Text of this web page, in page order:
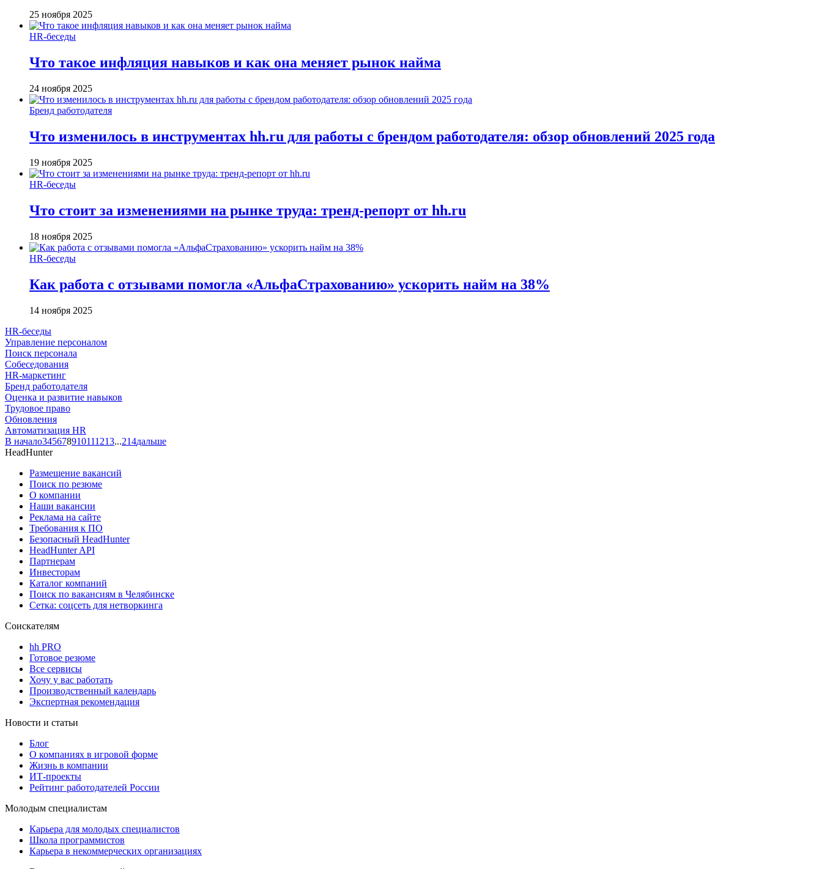
25 ноября 2025
HR-беседы
Что такое инфляция навыков и как она меняет рынок найма
24 ноября 2025
Бренд работодателя
Что изменилось в инструментах hh.ru для работы с брендом работодателя: обзор обновлений 2025 года
19 ноября 2025
HR-беседы
Что стоит за изменениями на рынке труда: тренд-репорт от hh.ru
18 ноября 2025
HR-беседы
Как работа с отзывами помогла «АльфаСтрахованию» ускорить найм на 38%
14 ноября 2025
HR-беседы
Управление персоналом
Поиск персонала
Собеседования
HR-маркетинг
Бренд работодателя
Оценка и развитие навыков
Трудовое право
Обновления
Автоматизация HR
В начало345678910111213...214дальше
HeadHunter
Размещение вакансий
Поиск по резюме
О компании
Наши вакансии
Реклама на сайте
Требования к ПО
Безопасный HeadHunter
HeadHunter API
Партнерам
Инвесторам
Каталог компаний
Поиск по вакансиям в Челябинске
Сетка: соцсеть для нетворкинга
Соискателям
hh PRO
Готовое резюме
Все сервисы
Хочу у вас работать
Производственный календарь
Экспертная рекомендация
Новости и статьи
Блог
О компаниях в игровой форме
Жизнь в компании
ИТ-проекты
Рейтинг работодателей России
Молодым специалистам
Карьера для молодых специалистов
Школа программистов
Карьера в некоммерческих организациях